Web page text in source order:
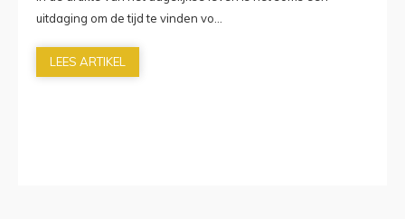
uitdaging om de tijd te vinden vo...
LEES ARTIKEL